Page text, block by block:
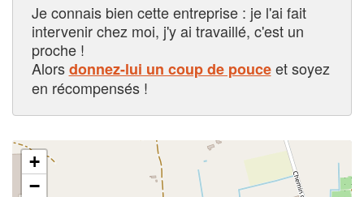
Je connais bien cette entreprise : je l'ai fait
intervenir chez moi, j'y ai travaillé, c'est un
proche !
Alorsdonnez-lui un coup de pouceet soyez
en récompensés !
+
−